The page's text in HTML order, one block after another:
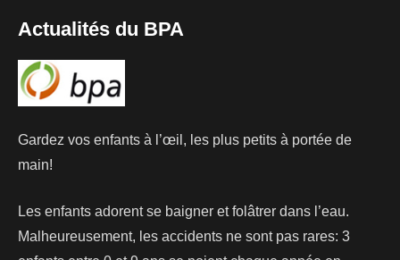
Actualités du BPA
Gardez vos enfants à l’œil, les plus petits à portée de
main!
Les enfants adorent se baigner et folâtrer dans l’eau.
Malheureusement, les accidents ne sont pas rares: 3